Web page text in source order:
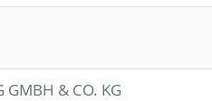
GMBH & CO. KG